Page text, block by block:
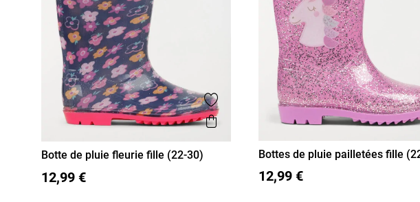
Ajouter aux favoris
Aperçu rapide
22 23 24 25 26 27 28
Botte de pluie fleurie fille (22-30)
12,99 €
22 23 24 25 26 27 28
Bottes de pluie pailletées fille
12,99 €